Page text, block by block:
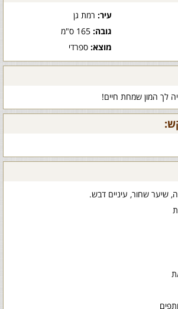
עיר:רמת גן
גובה:165 ס"מ
מוצא:ספרדי
לך המון שמחת חיים!
שיער שחור, עיניים דבש.